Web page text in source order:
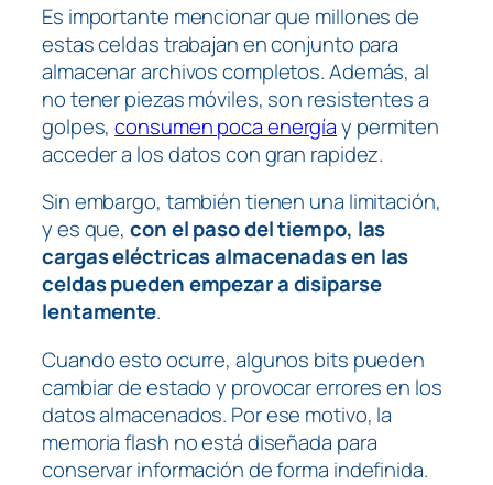
Es importante mencionar que millones de
estas celdas trabajan en conjunto para
almacenar archivos completos. Además, al
no tener piezas móviles, son resistentes a
golpes,consumen poca energíay permiten
acceder a los datos con gran rapidez.
Sin embargo, también tienen una limitación,
y es que,con el paso del tiempo, las
cargas eléctricas almacenadas en las
celdas pueden empezar a disiparse
lentamente.
Cuando esto ocurre, algunos bits pueden
cambiar de estado y provocar errores en los
datos almacenados. Por ese motivo, la
memoria flash no está diseñada para
conservar información de forma indefinida.